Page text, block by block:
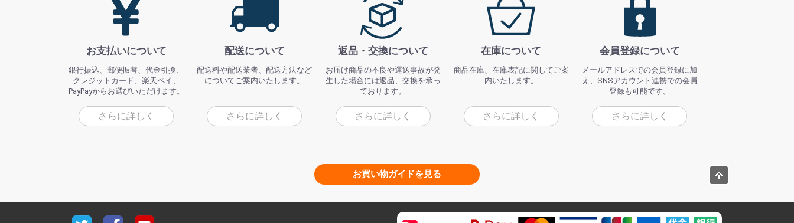
お支払いについて
銀行振込、郵便振替、代金引換、
クレジットカード、楽天ペイ、
PayPayからお選びいただけます。
さらに詳しく
配送について
配送料や配送業者、配送方法など
についてご案内いたします。
さらに詳しく
返品・交換について
お届け商品の不良や運送事故が発
生した場合には返品、交換を承っ
ております。
さらに詳しく
在庫について
商品在庫、在庫表記に関してご案
内いたします。
さらに詳しく
会員登録について
メールアドレスでの会員登録に加
え、SNSアカウント連携での会員
登録も可能です。
さらに詳しく
お買い物ガイドを見る